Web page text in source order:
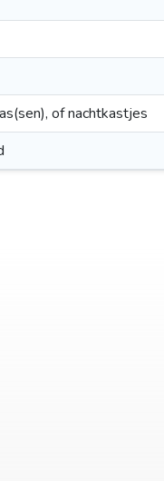
of nachtkastjes